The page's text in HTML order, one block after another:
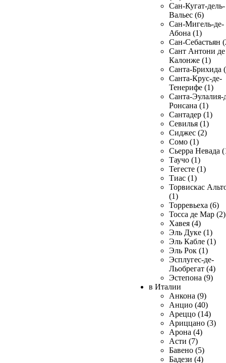
Сан-Кугат-дель-
Вальес (6)
Сан-Мигель-де-
Абона (1)
Сан-Себастьян
Сант Антони де
Калонже (1)
Санта-Брихида
Санта-Крус-де-
Тенерифе (1)
Санта-Эулалия-
Ронсана (1)
Сантадер (1)
Севилья (1)
Сиджес (2)
Сомо (1)
Сьерра Невада
Таучо (1)
Тегесте (1)
Тиас (1)
Торвискас
(1)
Торревьеха (6)
Тосса де Мар (2)
Хавея (4)
Эль Дуке (1)
Эль Кабле (1)
Эль Рок (1)
Эсплугес-де-
Льобрегат (4)
Эстепона (9)
в Италии
Анкона (9)
Анцио (40)
Ареццо (14)
Ариццано (3)
Арона (4)
Асти (7)
Бавено (5)
Бадези (4)